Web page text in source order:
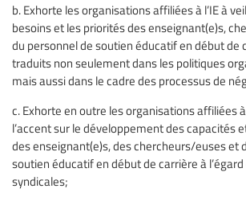
b. Exhorte les organisations affiliées à l’IE à
besoins et les priorités des enseignant(e)s,
du personnel de soutien éducatif en début de
traduits non seulement dans les politiques
mais aussi dans le cadre des processus de
c. Exhorte en outre les organisations affiliées
l’accent sur le développement des capacités
des enseignant(e)s, des chercheurs/euses et
soutien éducatif en début de carrière à
syndicales;